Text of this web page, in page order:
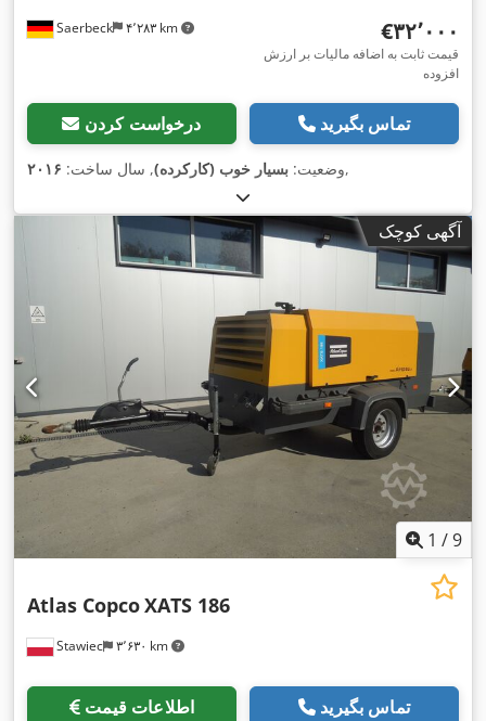
Saerbeck ۴٬۲۸۳ km ‎€۳۲٬۰۰۰
قیمت ثابت به اضافه مالیات بر ارزش
افزوده
درخواست کردن تماس بگیرید
وضعیت: بسیار خوب (کارکرده), سال ساخت: ۲۰۱۶ ,
آگهی کوچک
1 /9
Stawiec ۳٬۶۳۰ km
Atlas CopcoXATS 186
اطلاعات قیمت تماس بگیرید